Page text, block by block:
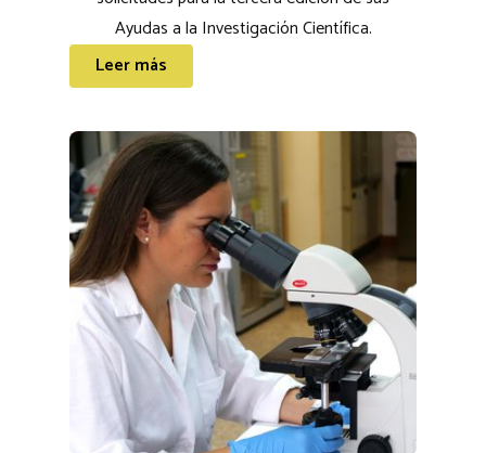
Ayudas a la Investigación Científica.
Leer más